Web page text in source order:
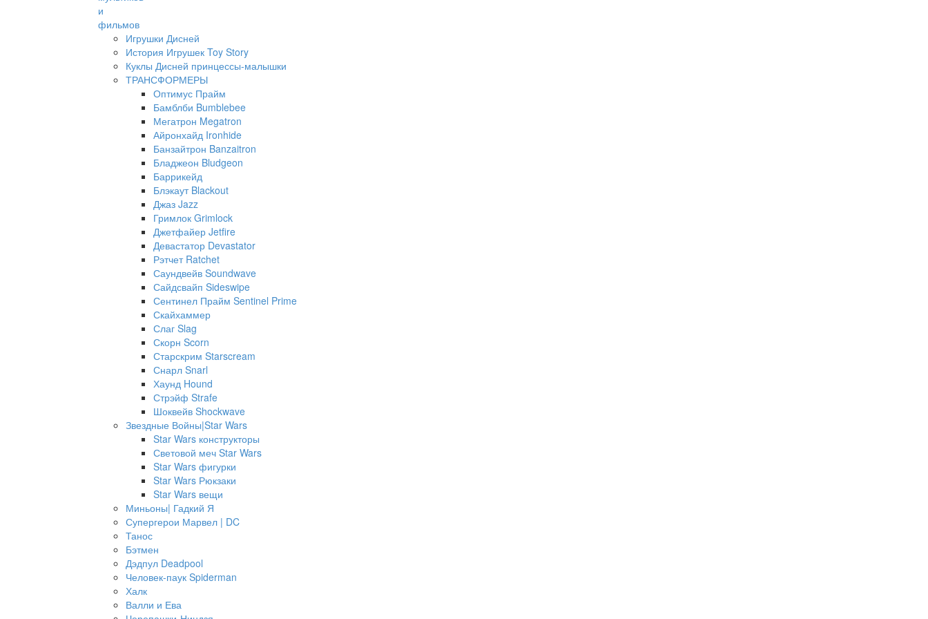
и
фильмов
Игрушки Дисней
История Игрушек Toy Story
Куклы Дисней принцессы-малышки
ТРАНСФОРМЕРЫ
Оптимус Прайм
Бамблби Bumblebee
Мегатрон Megatron
Айронхайд Ironhide
Банзайтрон Banzaitron
Бладжеон Bludgeon
Баррикейд
Блэкаут Blackout
Джаз Jazz
Гримлок Grimlock
Джетфайер Jetfire
Девастатор Devastator
Рэтчет Ratchet
Саундвейв Soundwave
Сайдсвайп Sideswipe
Сентинел Прайм Sentinel Prime
Скайхаммер
Слаг Slag
Скорн Scorn
Старскрим Starscream
Снарл Snarl
Хаунд Hound
Стрэйф Strafe
Шоквейв Shockwave
Звездные Войны|Star Wars
Star Wars конструкторы
Световой меч Star Wars
Star Wars фигурки
Star Wars Рюкзаки
Star Wars вещи
Миньоны| Гадкий Я
Супергерои Марвел | DC
Танос
Бэтмен
Дэдпул Deadpool
Человек-паук Spiderman
Халк
Валли и Ева